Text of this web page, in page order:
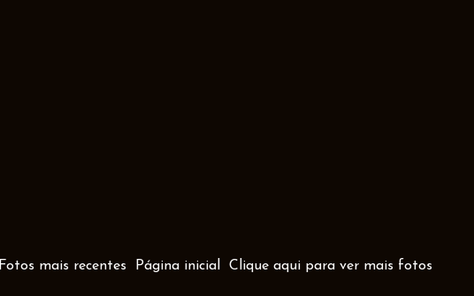
Fotos mais recentes Página inicial Clique aqui para ver mais fotos